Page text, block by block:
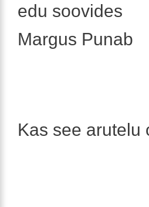
edu soovides
Margus Punab
Kas see arutelu